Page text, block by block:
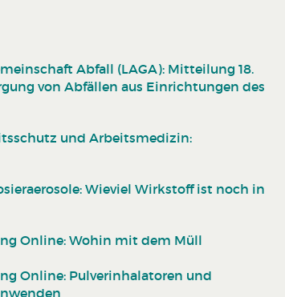
Abfall (LAGA): Mitteilung 18.
von Abfällen aus Einrichtungen des
und Arbeitsmedizin:
Wieviel Wirkstoff ist noch in
Online: Wohin mit dem Müll
Online: Pulverinhalatoren und